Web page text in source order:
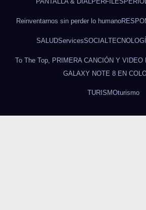
Reinventarnos sin perder lo humano
SALUDServicesSOCIAL
To The Top, PRIMERA CANCIÓN Y VIDEO
GALAXY NOTE 8 EN
TURISMOturismo